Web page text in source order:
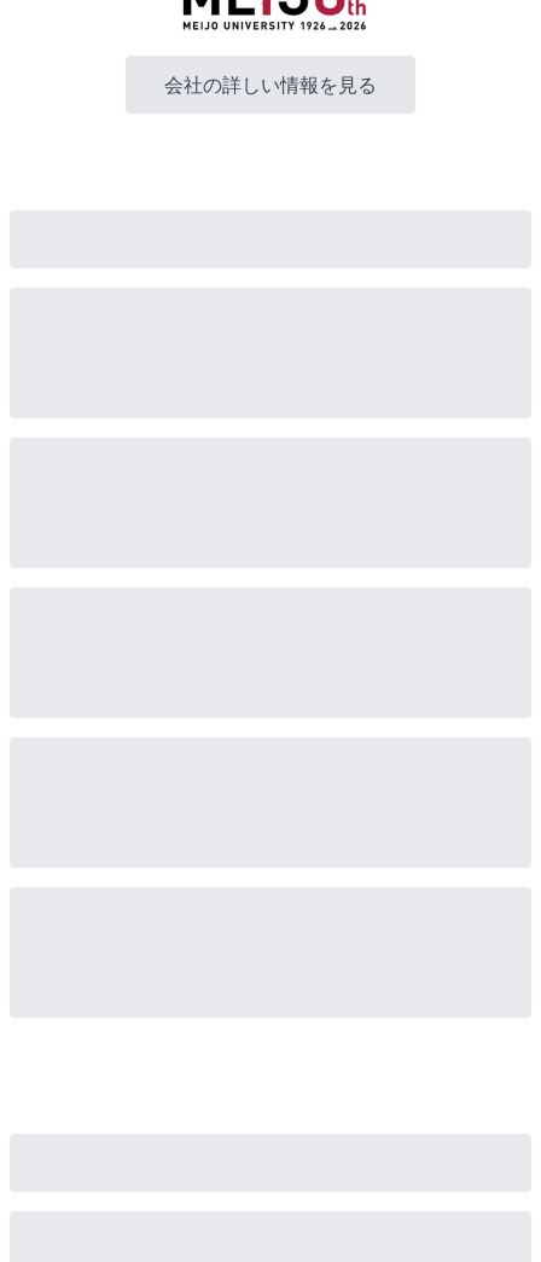
会社の詳しい情報を見る